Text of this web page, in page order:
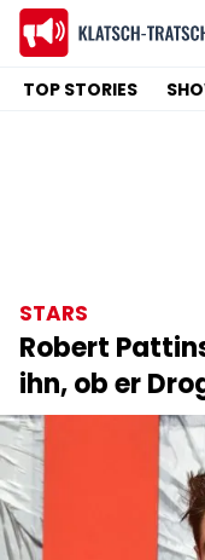
TOP STORIES
STARS
Robert
ihn, ob er